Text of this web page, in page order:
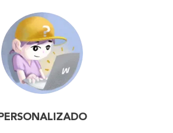
PERSONALIZADO